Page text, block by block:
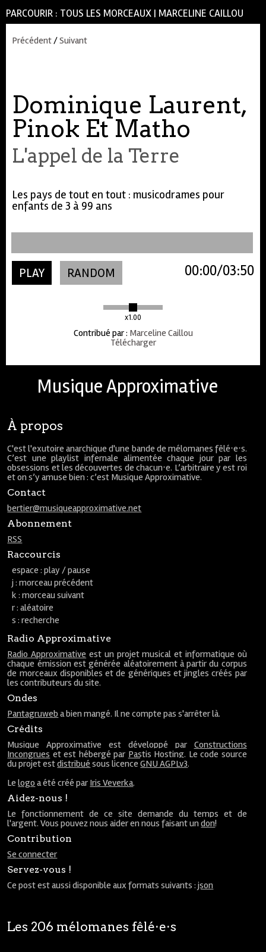
PARCOURIR : TOUS LES MORCEAUX | MARCELINE CAILLOU
Précédent/Suivant
Dominique Laurent,
Pinok Et Matho
L'appel de la Terre
Les pays de tout en tout : musicodrames pour
enfants de 3 à 99 ans
PLAY RANDOM
x1.00
03:50
00:00
Contribué par: Marceline Caillou
Télécharger
Musique Approximative
À propos
C'est l'exutoire anarchique d'une bande de mélomanes fêlé⋅e⋅s.
C’est une playlist infernale alimentée chaque jour par les
obsessions et les découvertes de chacun⋅e. L’arbitraire y est roi
et on s’y amuse bien : c’est Musique Approximative.
Contact
bertier@musiqueapproximative.net
Abonnement
RSS
Raccourcis
espace : play / pause
j : morceau précédent
k : morceau suivant
r : aléatoire
s : recherche
Radio Approximative
Radio Approximative est un projet musical et informatique où
chaque émission est générée aléatoirement à partir du corpus
de morceaux disponibles et de génériques et jingles créés par
les contributeurs du site.
Ondes
Pantagruweb a bien mangé. Il ne compte pas s'arrêter là.
Crédits
Musique Approximative est développé par Constructions
Incongrues et est hébergé par Pastis Hosting. Le code source
du projet estdistribué sous licenceGNU AGPLv3.
Lelogo a été créé par Iris Veverka.
Aidez-nous !
Le fonctionnement de ce site demande du temps et de
l'argent. Vous pouvez nous aider en nous faisant undon!
Contribution
Se connecter
Servez-vous !
Ce post est aussi disponible aux formats suivants :json
Les 206 mélomanes fêlé⋅e⋅s